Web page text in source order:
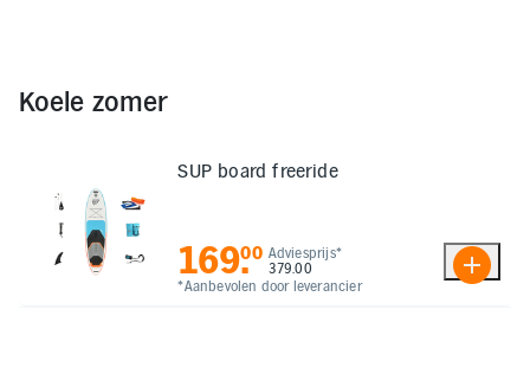
Koele zomer
SUP board freeride
Adviesprijs*
379.00
*Aanbevolen door leverancier
169.
00